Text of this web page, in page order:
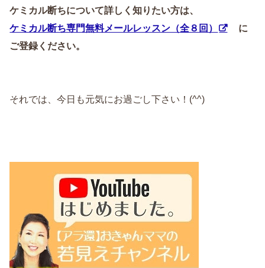
ケミカル断ちについて詳しく知りたい方は、
ケミカル断ち専門無料メールレッスン（全８回）
に
ご登録ください。
それでは、今日も元気にお過ごし下さい！(^^)